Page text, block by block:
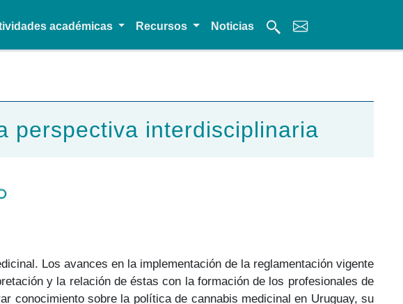
académicas Recursos Noticias
perspectiva interdisciplinaria
Los avances en la implementación de la reglamentación vigente
y la relación de éstas con la formación de los profesionales de
conocimiento sobre la política de cannabis medicinal en Uruguay, su